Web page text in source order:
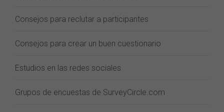
Consejos para reclutar a participantes
Consejos para crear un buen cuestionario
Estudios en las redes sociales
Grupos de encuestas de SurveyCircle.com